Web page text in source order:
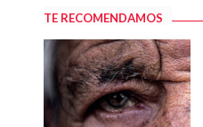
TE RECOMENDAMOS